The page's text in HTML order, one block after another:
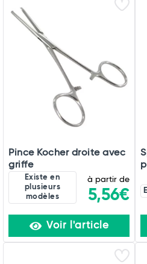
Pince Kocher droite avec
griffe
Existe en
plusieurs
modèles
à partir de
5,56€
Voir l'article